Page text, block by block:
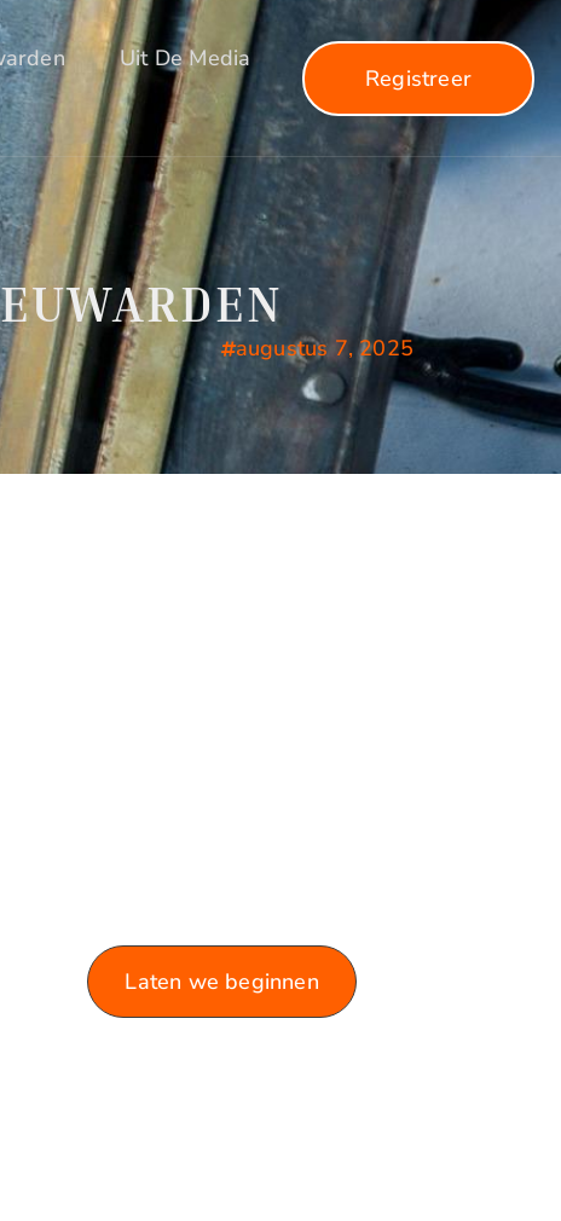
Uit De Media
Registreer
augustus 7, 2025
Laten we beginnen